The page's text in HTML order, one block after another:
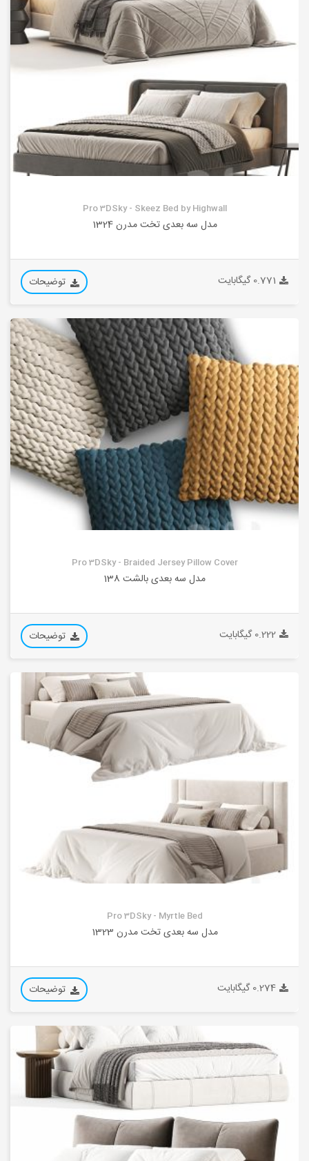
Pro 3DSky - Skeez Bed by Highwall
مدل سه بعدی تخت مدرن 1324
0.771 گیگابایت توضیحات
Pro 3DSky - Braided Jersey Pillow Cover
مدل سه بعدی بالشت 138
0.222 گیگابایت توضیحات
Pro 3DSky - Myrtle Bed
مدل سه بعدی تخت مدرن 1323
0.274 گیگابایت توضیحات